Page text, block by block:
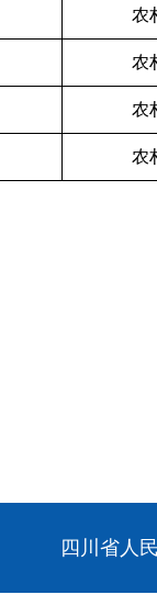
农
农
农
农
四川省人